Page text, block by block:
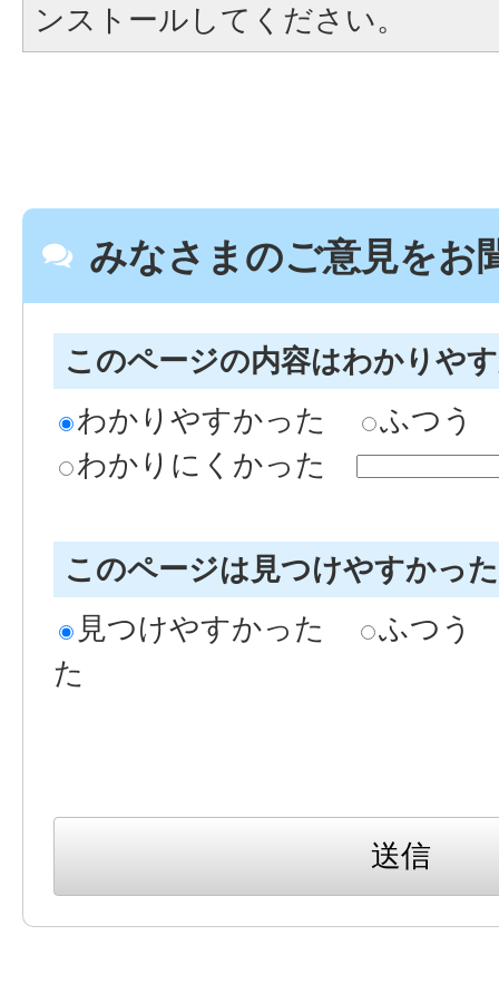
ンストールしてください。
みなさまのご意見をお
このページの内容はわかりや
わかりやすかった
ふつう
わかりにくかった
このページは見つけやすかっ
見つけやすかった
ふつう
た